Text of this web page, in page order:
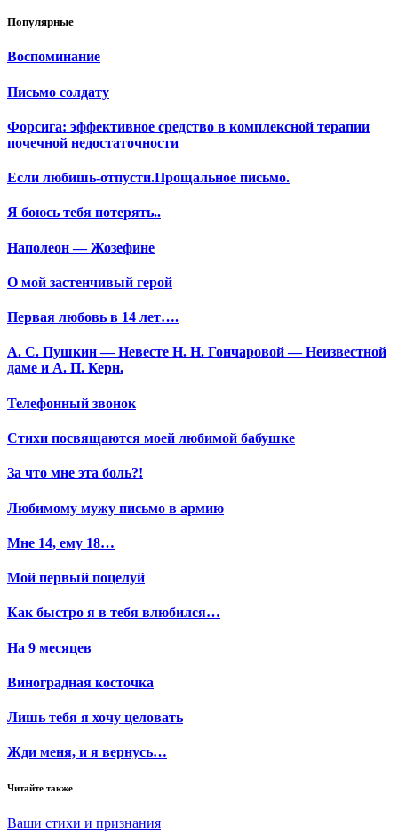
Популярные
Воспоминание
Письмо солдату
Форсига: эффективное средство в комплексной терапии
почечной недостаточности
Если любишь-отпусти.Прощальное письмо.
Я боюсь тебя потерять..
Наполеон — Жозефине
О мой застенчивый герой
Первая любовь в 14 лет….
А. С. Пушкин — Невесте Н. Н. Гончаровой — Неизвестной
даме и А. П. Керн.
Телефонный звонок
Стихи посвящаются моей любимой бабушке
За что мне эта боль?!
Любимому мужу письмо в армию
Мне 14, ему 18…
Мой первый поцелуй
Как быстро я в тебя влюбился…
На 9 месяцев
Виноградная косточка
Лишь тебя я хочу целовать
Жди меня, и я вернусь…
Читайте также
Ваши стихи и признания